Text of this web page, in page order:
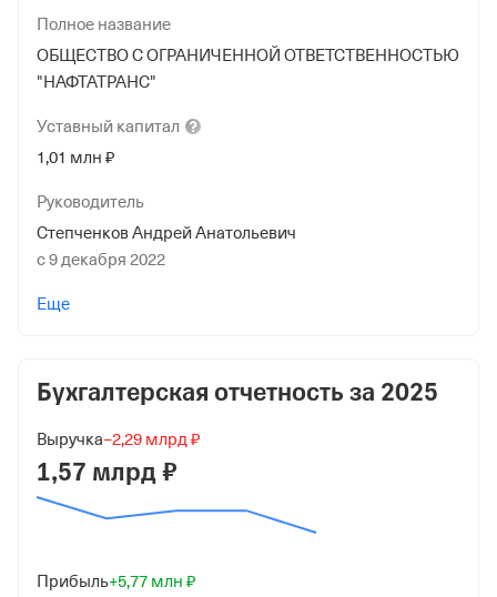
Полное название
ОБЩЕСТВО С ОГРАНИЧЕННОЙ ОТВЕТСТВЕННОСТЬЮ
"НАФТАТРАНС"
Уставный капитал
1,01 млн ₽
Руководитель
Степченков Андрей Анатольевич
с 9 декабря 2022
Процюк Вероника Васильевна
Степченков Андрей Анатольевич
Пурим Екатерина Владимировна
909 000 ₽ (90%)
Еще
Бухгалтерская отчетность за 2025
Выручка−2,29 млрд ₽
1,57 млрд ₽
Прибыль+5,77 млн ₽